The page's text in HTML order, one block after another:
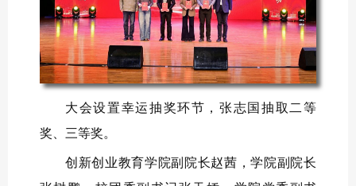
大会设置幸运抽奖环节，张志国抽取二等
奖、三等奖。
创新创业教育学院副院长赵茜，学院副院长